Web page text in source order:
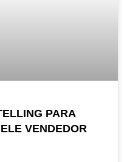
PARA
VENDEDOR